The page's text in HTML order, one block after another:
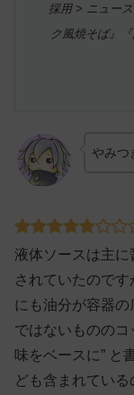
採用 > ニュー
ク風焼そば』
やみつ
液体ソースは主
されていたのです
にも油分が容器
ではないもののコ
味をベースに” と
ども含まれてい